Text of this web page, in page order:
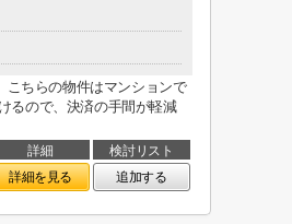
こちらの物件はマンションで
るので、決済の手間が軽減
詳細
検討リスト
詳細を見る 追加する